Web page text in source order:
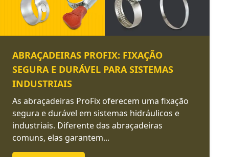
ABRAÇADEIRAS PROFIX: FIXAÇÃO
SEGURA E DURÁVEL PARA SISTEMAS
INDUSTRIAIS
As abraçadeiras ProFix oferecem uma fixação
segura e durável em sistemas hidráulicos e
industriais. Diferente das abraçadeiras
comuns, elas garantem...